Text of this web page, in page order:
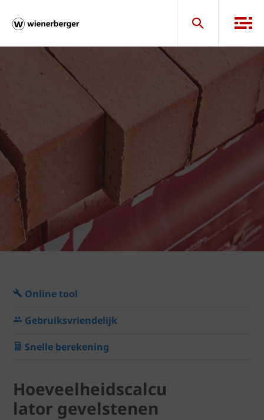
Online tool
Gebruiksvriendelijk
Snelle berekening
Hoeveelheidscalcu
lator gevelstenen